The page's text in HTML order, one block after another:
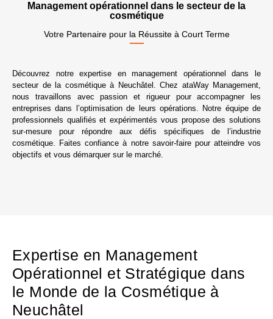
Management opérationnel dans le secteur de la
cosmétique
Votre Partenaire pour la Réussite à Court Terme
Découvrez notre expertise en management opérationnel dans le
secteur de la cosmétique à Neuchâtel. Chez ataWay Management,
nous travaillons avec passion et rigueur pour accompagner les
entreprises dans l’optimisation de leurs opérations. Notre équipe de
professionnels qualifiés et expérimentés vous propose des solutions
sur-mesure pour répondre aux défis spécifiques de l’industrie
cosmétique. Faites confiance à notre savoir-faire pour atteindre vos
objectifs et vous démarquer sur le marché.
Expertise en Management
Opérationnel et Stratégique dans
le Monde de la Cosmétique à
Neuchâtel